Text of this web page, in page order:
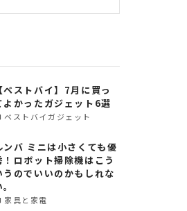
【ベストバイ】7月に買っ
よかったガジェット6選
ベストバイガジェット
ンバ ミニは小さくても優
！ロボット掃除機はこう
うのでいいのかもしれな
家具と家電